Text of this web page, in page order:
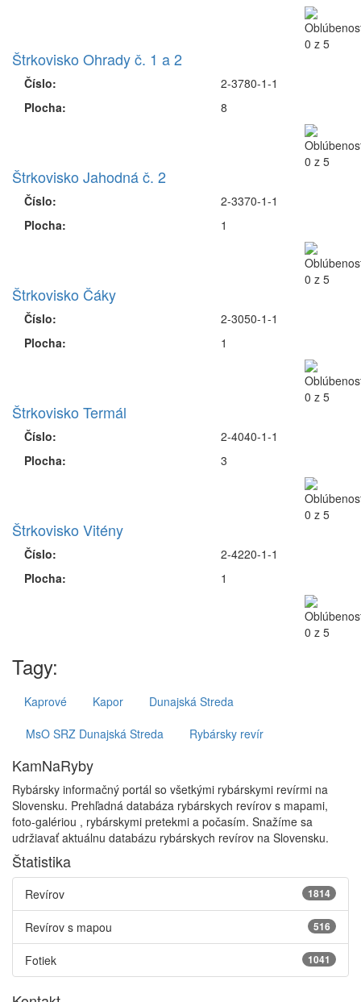
Štrkovisko Ohrady č. 1 a 2
Číslo:
Plocha:
2-3780-1-1
8
Štrkovisko Jahodná č. 2
Číslo:
Plocha:
2-3370-1-1
1
Štrkovisko Čáky
Číslo:
Plocha:
2-3050-1-1
1
Štrkovisko Termál
Číslo:
Plocha:
2-4040-1-1
3
Štrkovisko Vitény
Číslo:
Plocha:
2-4220-1-1
1
Tagy:
Kaprové Kapor
Dunajská Streda
MsO SRZ Dunajská Streda
Rybársky revír
KamNaRyby
Rybársky informačný portál so všetkými rybárskymi revírmi na
Slovensku. Prehľadná databáza rybárskych revírov s mapami,
foto-galériou , rybárskymi pretekmi a počasím. Snažíme sa
udržiavať aktuálnu databázu rybárskych revírov na Slovensku.
Štatistika
1814
Revírov
516
Revírov s mapou
1041
Fotiek